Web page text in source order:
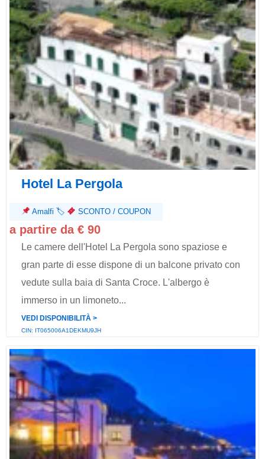
Hotel La Pergola
Amalfi 🏷 SCONTO / COUPON
a partire da € 90
Le camere dell'Hotel La Pergola sono spaziose e
gran parte di esse dispone di un balcone privato con
vedute sulla baia di Santa Croce. L'albergo è
immerso in un limoneto...
VEDI DISPONIBILITÀ ˃
CIN: IT065006A1DEKMU9JH